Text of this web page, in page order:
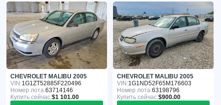
CHEVROLET MALIBU 2005
VIN:1G1ZT52885F220496
Номер лота:63714146
Купить сейчас:$1 101.00
CHEVROLET MALIBU 2005
VIN:1G1ND52F65M176603
Номер лота:63198796
Купить сейчас:$900.00